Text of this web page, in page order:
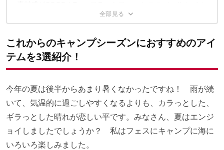
これからのキャンプシーズンにおすすめのアイ
テムを3選紹介！
今年の夏は後半からあまり暑くなかったですね！ 雨が続
いて、気温的に過ごしやすくなるよりも、カラっとした、
ギラっとした晴れが恋しい平です。みなさん、夏はエンジ
ョイしましたでしょうか？ 私はフェスにキャンプに海に
いろいろ楽しみました。